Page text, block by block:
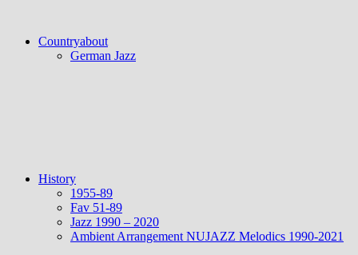
Countryabout
German Jazz
History
1955-89
Fav 51-89
Jazz 1990 – 2020
Ambient Arrangement NUJAZZ Melodics 1990-2021